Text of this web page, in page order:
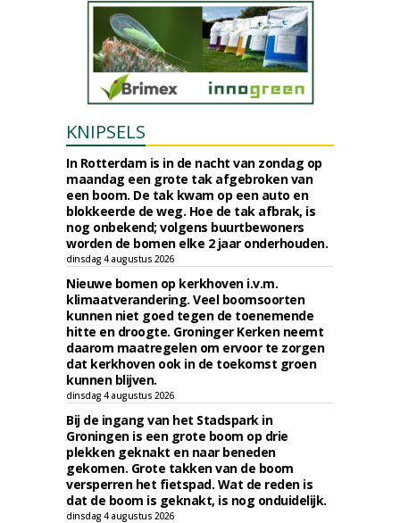
KNIPSELS
In Rotterdam is in de nacht van zondag op
maandag een grote tak afgebroken van
een boom. De tak kwam op een auto en
blokkeerde de weg. Hoe de tak afbrak, is
nog onbekend; volgens buurtbewoners
worden de bomen elke 2 jaar onderhouden.
dinsdag 4 augustus 2026
Nieuwe bomen op kerkhoven i.v.m.
klimaatverandering. Veel boomsoorten
kunnen niet goed tegen de toenemende
hitte en droogte. Groninger Kerken neemt
daarom maatregelen om ervoor te zorgen
dat kerkhoven ook in de toekomst groen
kunnen blijven.
dinsdag 4 augustus 2026
Bij de ingang van het Stadspark in
Groningen is een grote boom op drie
plekken geknakt en naar beneden
gekomen. Grote takken van de boom
versperren het fietspad. Wat de reden is
dat de boom is geknakt, is nog onduidelijk.
dinsdag 4 augustus 2026